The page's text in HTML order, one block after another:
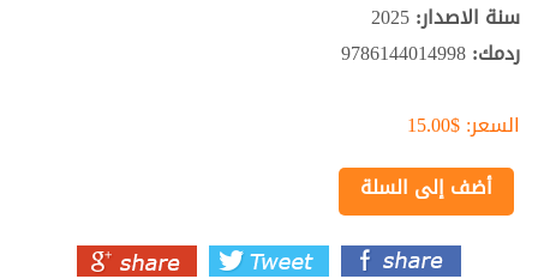
سنة الاصدار:2025
ردمك:9786144014998
السعر:$15.00
أضف إلى السلة